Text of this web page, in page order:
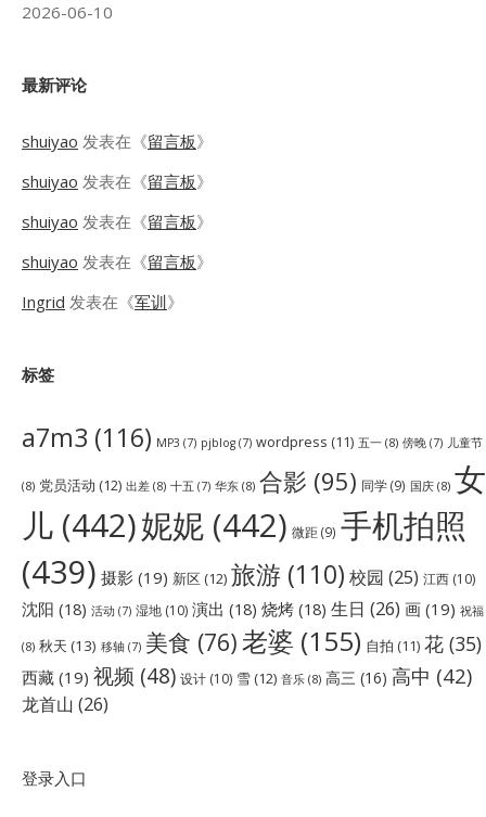
2026-06-10
最新评论
shuiyao 发表在《留言板》
shuiyao 发表在《留言板》
shuiyao 发表在《留言板》
shuiyao 发表在《留言板》
Ingrid 发表在《军训》
标签
a7m3 (116) MP3 (7) pjblog (7) wordpress (11) 五一 (8) 傍晚 (7) 儿童节
(8) 党员活动 (12) 出差 (8) 十五 (7) 华东 (8) 合影 (95) 同学(9) 国庆 (8) 女
儿 (442)妮妮 (442) 微距(9) 手机拍照
(439) 摄影 (19) 新区 (12) 旅游 (110) 校园 (25) 江西 (10)
沈阳 (18) 活动 (7) 湿地 (10) 演出 (18) 烧烤 (18) 生日 (26) 画 (19) 祝福
(8) 秋天 (13) 移轴 (7) 美食 (76)老婆 (155) 自拍 (11) 花 (35)
西藏 (19) 视频 (48) 设计 (10) 雪 (12) 音乐 (8) 高三 (16) 高中 (42)
龙首山 (26)
登录入口